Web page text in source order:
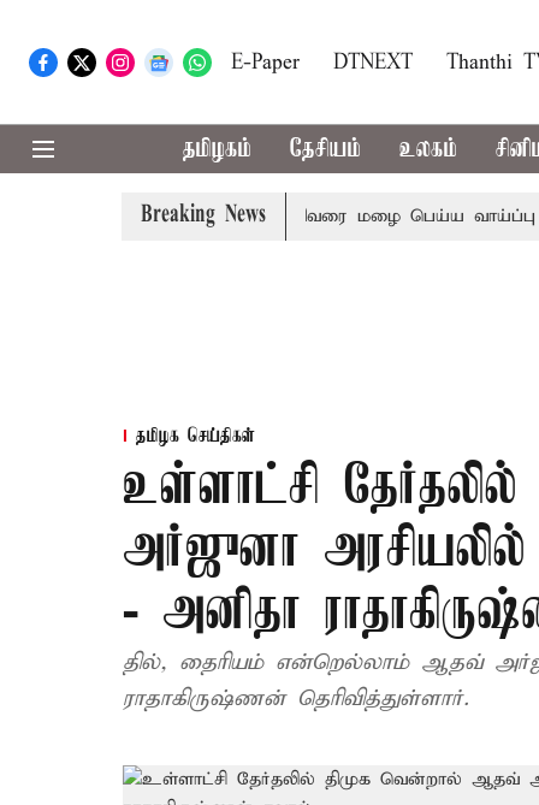
E-Paper DTNEXT Thanthi
தமிழகம் தேசியம் உலகம்
Breaking News
மாவட்டங்களில் இரவு 7 மணிவரை மழை பெய்ய வாய்ப்பு
தமிழக செய்திகள்
உள்ளாட்சி
அர்ஜுனா அரசியலில்
- அனிதா
தில், தைரியம் என்றெல்லாம் ஆதவ்
ராதாகிருஷ்ணன் தெரிவித்துள்ளார்.